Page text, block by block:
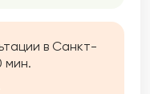
в Санкт-
мин.